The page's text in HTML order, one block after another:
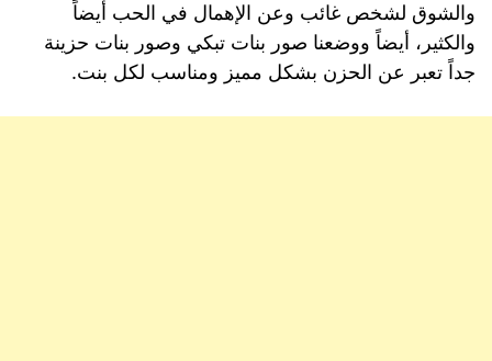
والشوق لشخص غائب وعن الإهمال في الحب أيضاً
والكثير، أيضاً ووضعنا صور بنات تبكي وصور بنات حزينة
جداً تعبر عن الحزن بشكل مميز ومناسب لكل بنت.